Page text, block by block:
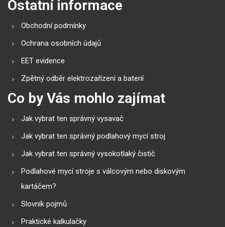
Ostatní informace
Obchodní podmínky
Ochrana osobních údajů
EET evidence
Zpětný odběr elektrozařízení a baterií
Co by Vás mohlo zajímat
Jak vybrat ten správný vysavač
Jak vybrat ten správný podlahový mycí stroj
Jak vybrat ten správný vysokotlaký čistič
Podlahové mycí stroje s válcovým nebo diskovým
kartáčem?
Slovník pojmů
Praktické kalkulačky